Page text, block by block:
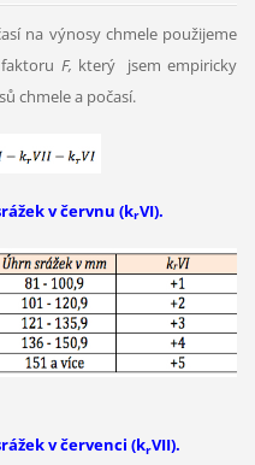
na výnosy chmele použijeme
F, který jsem empiricky
chmele a počasí.
v červnu (krVI).
v červenci (krVII).